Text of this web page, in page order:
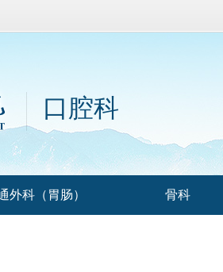
口腔科
外科（胃肠） 骨科